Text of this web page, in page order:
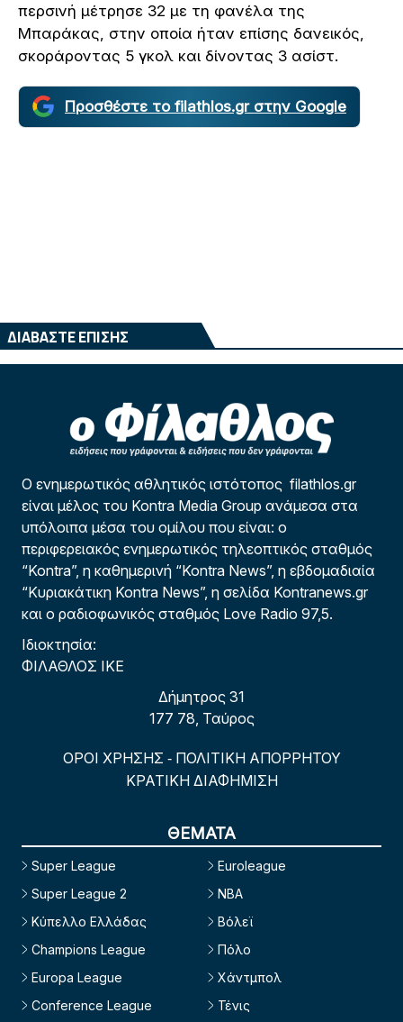
περσινή μέτρησε 32 με τη φανέλα της
Μπαράκας, στην οποία ήταν επίσης δανεικός,
σκοράροντας 5 γκολ και δίνοντας 3 ασίστ.
Προσθέστε το filathlos.gr στην Google
ΔΙΑΒΑΣΤΕ ΕΠΙΣΗΣ
Ο ενημερωτικός αθλητικός ιστότοπος filathlos.gr
είναι μέλος του Kontra Media Group ανάμεσα στα
υπόλοιπα μέσα του ομίλου που είναι: ο
περιφερειακός ενημερωτικός τηλεοπτικός σταθμός
“Kontra”, η καθημερινή “Kontra News”, η εβδομαδιαία
“Κυριακάτικη Kontra News”, η σελίδα Kontranews.gr
και ο ραδιοφωνικός σταθμός Love Radio 97,5.
Ιδιοκτησία:
ΦΙΛΑΘΛΟΣ ΙΚΕ
Δήμητρος 31
177 78, Ταύρος
ΟΡΟΙ ΧΡΗΣΗΣ - ΠΟΛΙΤΙΚΗ ΑΠΟΡΡΗΤΟΥ
ΚΡΑΤΙΚΗ ΔΙΑΦΗΜΙΣΗ
ΘΕΜΑΤΑ
Super League
Super League 2
Κύπελλο Ελλάδας
Champions League
Europa League
Conference League
Euroleague
NBA
Βόλεϊ
Πόλο
Χάντμπολ
Τένις